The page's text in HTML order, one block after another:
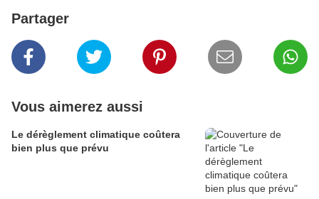
Partager
Vous aimerez aussi
Le dérèglement climatique coûtera
bien plus que prévu